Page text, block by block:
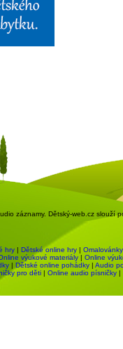
záznamy. Dětský-web.cz slouží
hry | Dětské online hry | Omalovánky
výukové materiály | Online
| Dětské online pohádky | Audio
pro děti | Online audio písničky |